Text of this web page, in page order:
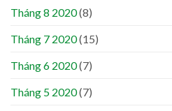
Tháng 8 2020(8)
Tháng 7 2020(15)
Tháng 6 2020(7)
Tháng 5 2020(7)